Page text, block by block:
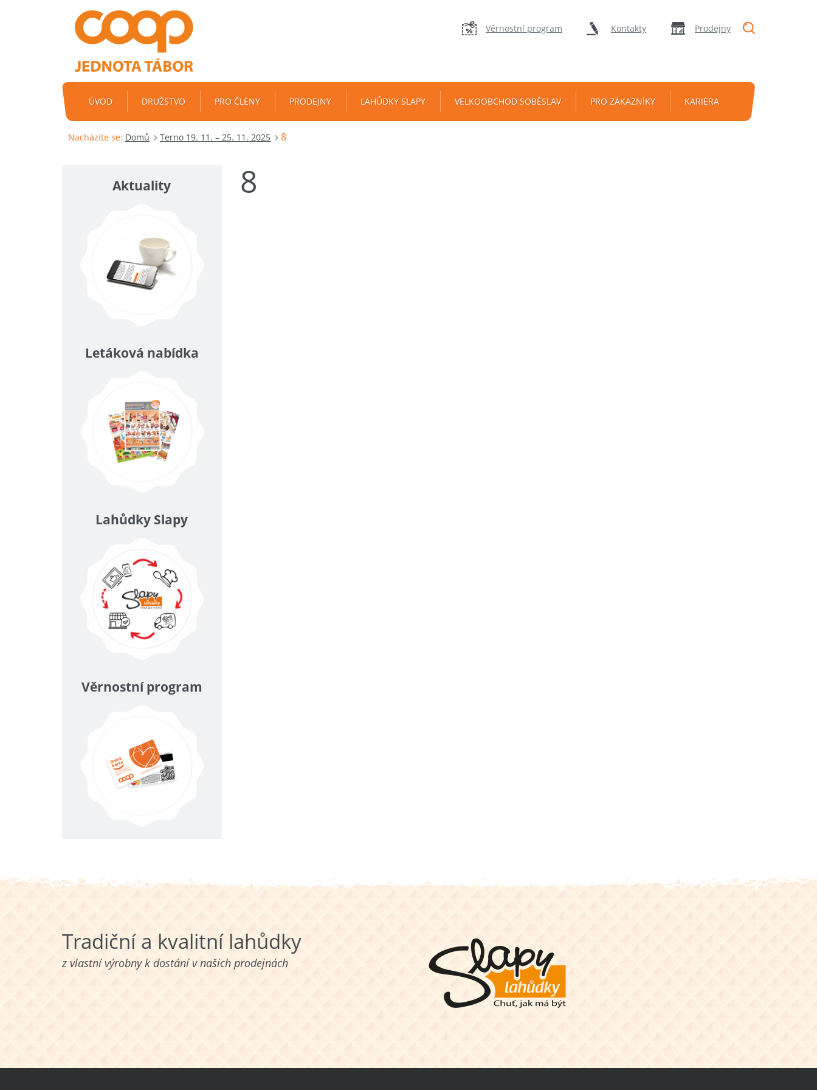
Věrnostní program Kontakty Prodejny
ÚVOD DRUŽSTVO PRO ČLENY PRODEJNY LAHŮDKY SLAPY VELKOOBCHOD SOBĚSLAV PRO ZÁKAZNÍKY KARIÉRA
Nacházíte se: Domů Terno 19. 11. – 25. 11. 2025 8
8
Aktuality
Letáková nabídka
Lahůdky Slapy
Věrnostní program
Tradiční a kvalitní lahůdky
z vlastní výrobny k dostání v našich prodejnách